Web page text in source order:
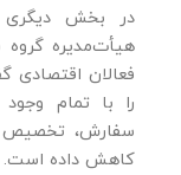
در بخش دیگری
هیأت‌مدیره
فعالان
را با تمام
سفارش، تخصیص
کاهش داده است.